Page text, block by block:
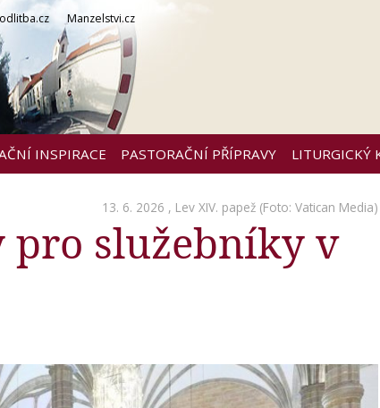
Manzelstvi.cz
INSPIRACE PASTORAČNÍ PŘÍPRAVY LITURGICKÝ
13. 6. 2026 , Lev XIV. papež (Foto: Vatican Media)
pro služebníky v